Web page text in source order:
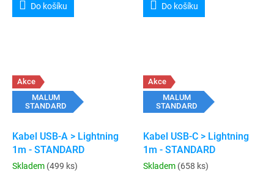
Do košíku Do košíku
Akce
MALUM
STANDARD
Kabel USB-A > Lightning
1m - STANDARD
Skladem (499 ks)
Akce
MALUM
STANDARD
Kabel USB-C > Lightning
1m - STANDARD
Skladem (658 ks)